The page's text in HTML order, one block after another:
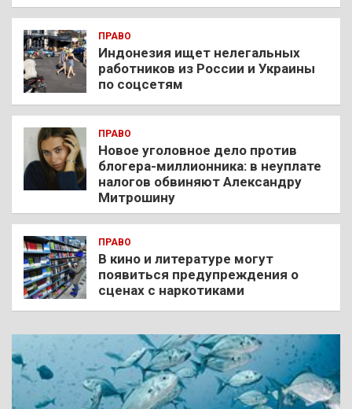
ПРАВО
Индонезия ищет нелегальных
работников из России и Украины
по соцсетям
ПРАВО
Новое уголовное дело против
блогера-миллионника: в неуплате
налогов обвиняют Александру
Митрошину
ПРАВО
В кино и литературе могут
появиться предупреждения о
сценах с наркотиками